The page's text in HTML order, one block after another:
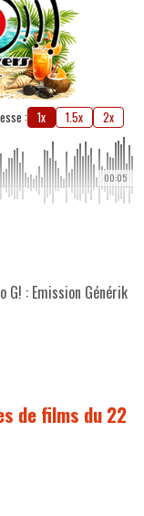
: 1x 1.5x 2x
00:05
G! : Emission
de films du 22